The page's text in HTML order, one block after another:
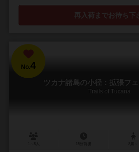
再入荷までお待ち下
No.4
ツカナ諸島の小径：拡張フ
Trails of Tucana